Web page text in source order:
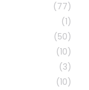
(77)
(1)
(50)
(10)
(3)
(10)